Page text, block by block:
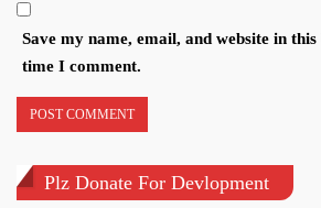
Save my name, email, and website in
time I comment.
Plz Donate For Devlopment